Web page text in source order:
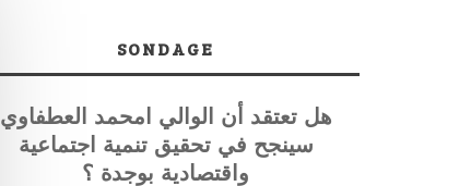
SONDAGE
هل تعتقد أن الوالي امحمد العطفاوي
سينجح في تحقيق تنمية اجتماعية
واقتصادية بوجدة ؟